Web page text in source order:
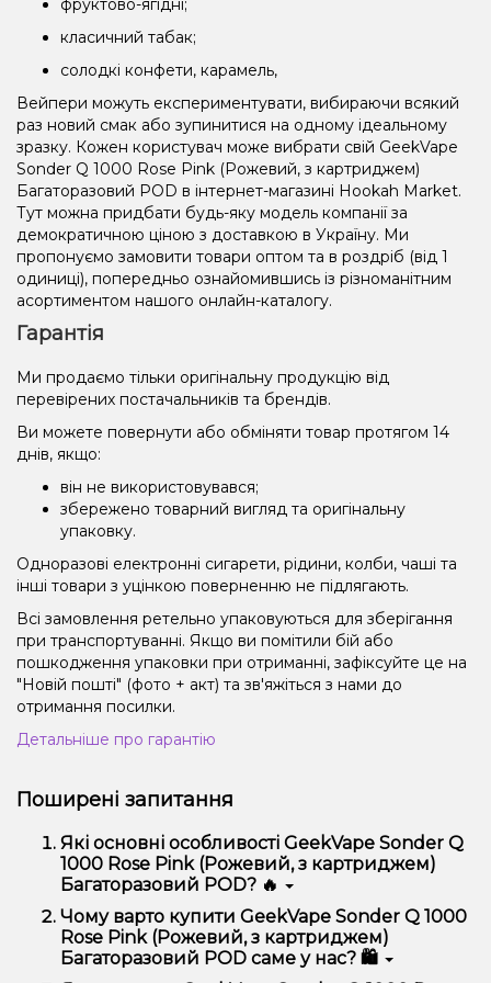
фруктово-ягідні;
класичний табак;
солодкі конфети, карамель,
Вейпери можуть експериментувати, вибираючи всякий
раз новий смак або зупинитися на одному ідеальному
зразку. Кожен користувач може вибрати свій GeekVape
Sonder Q 1000 Rose Pink (Рожевий, з картриджем)
Багаторазовий POD в інтернет-магазині Hookah Market.
Тут можна придбати будь-яку модель компанії за
демократичною ціною з доставкою в Україну. Ми
пропонуємо замовити товари оптом та в роздріб (від 1
одиниці), попередньо ознайомившись із різноманітним
асортиментом нашого онлайн-каталогу.
Гарантія
Ми продаємо тільки оригінальну продукцію від
перевірених постачальників та брендів.
Ви можете повернути або обміняти товар протягом 14
днів, якщо:
він не використовувався;
збережено товарний вигляд та оригінальну
упаковку.
Одноразові електронні сигарети, рідини, колби, чаші та
інші товари з уцінкою поверненню не підлягають.
Всі замовлення ретельно упаковуються для зберігання
при транспортуванні. Якщо ви помітили бій або
пошкодження упаковки при отриманні, зафіксуйте це на
"Новій пошті" (фото + акт) та зв'яжіться з нами до
отримання посилки.
Детальніше про гарантію
Поширені запитання
Які основні особливості GeekVape Sonder Q
1000 Rose Pink (Рожевий, з картриджем)
Багаторазовий POD? 🔥
GeekVape Sonder Q 1000 Rose Pink (Рожевий, з
картриджем) Багаторазовий POD відрізняється
високою якістю, зручністю використання та
надійністю.
Чому варто купити GeekVape Sonder Q 1000
Rose Pink (Рожевий, з картриджем)
Багаторазовий POD саме у нас? 🛍️